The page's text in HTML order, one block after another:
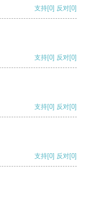
支持[0] 反对[0]
支持[0] 反对[0]
支持[0] 反对[0]
支持[0] 反对[0]